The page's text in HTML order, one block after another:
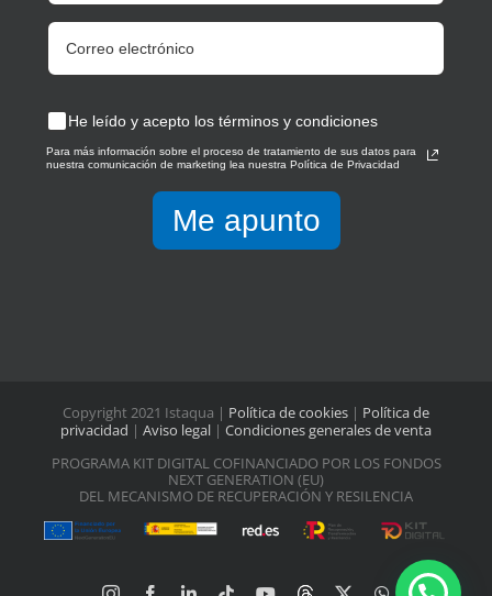
He leído y acepto los términos y condiciones
Para más información sobre el proceso de tratamiento de sus datos para
nuestra comunicación de marketing lea nuestra Política de Privacidad
Me apunto
Copyright 2021 Istaqua | Política de cookies | Política de
privacidad | Aviso legal | Condiciones generales de venta
PROGRAMA KIT DIGITAL COFINANCIADO POR LOS FONDOS
NEXT GENERATION (EU)
DEL MECANISMO DE RECUPERACIÓN Y RESILENCIA